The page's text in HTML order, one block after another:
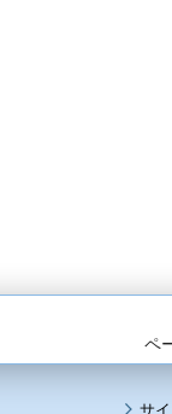
ペ
サ